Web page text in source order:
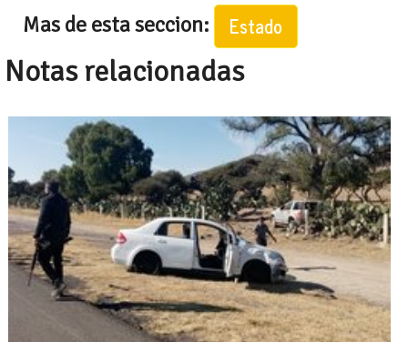
Mas de esta seccion: Estado
Notas relacionadas